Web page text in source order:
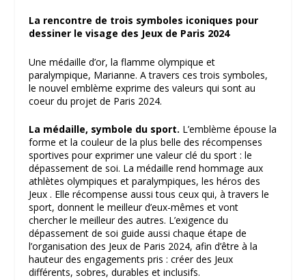
La rencontre de trois symboles iconiques pour
dessiner le visage des Jeux de Paris 2024
Une médaille d’or, la flamme olympique et
paralympique, Marianne. A travers ces trois symboles,
le nouvel emblème exprime des valeurs qui sont au
coeur du projet de Paris 2024.
La médaille, symbole du sport. L’emblème épouse la
forme et la couleur de la plus belle des récompenses
sportives pour exprimer une valeur clé du sport : le
dépassement de soi. La médaille rend hommage aux
athlètes olympiques et paralympiques, les héros des
Jeux . Elle récompense aussi tous ceux qui, à travers le
sport, donnent le meilleur d’eux-mêmes et vont
chercher le meilleur des autres. L’exigence du
dépassement de soi guide aussi chaque étape de
l’organisation des Jeux de Paris 2024, afin d’être à la
hauteur des engagements pris : créer des Jeux
différents, sobres, durables et inclusifs.